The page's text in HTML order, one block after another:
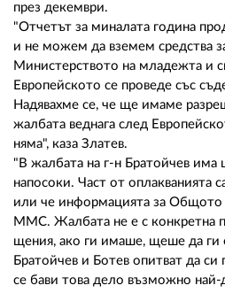
през декември.
"Отчетът за миналата година
и не можем да вземем средства
Министерството на младежта и
Европейското се проведе със
Надявахме се, че ще имаме
жалбата веднага след
няма", каза Златев.
"В жалбата на г-н Братойчев има
напосоки. Част от оплакванията
или че информацията за Общото
ММС. Жалбата не е с конкретна
щения, ако ги имаше, щеше да ги
Братойчев и Ботев опитват да си
се бави това дело възможно